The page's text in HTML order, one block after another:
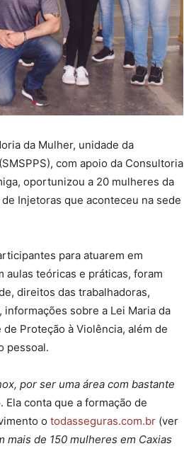
da Mulher, unidade da
com apoio da Consultoria
oportunizou a 20 mulheres da
Injetoras que aconteceu na sede
para atuarem em
aulas teóricas e práticas, foram
direitos das trabalhadoras,
sobre a Lei Maria da
Proteção à Violência, além de
pessoal.
por ser uma área com bastante
Ela conta que a formação de
o todasseguras.com.br (ver
mais de 150 mulheres em Caxias